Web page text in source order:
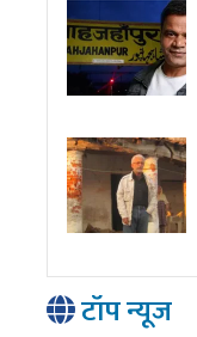
टॉप न्यूज